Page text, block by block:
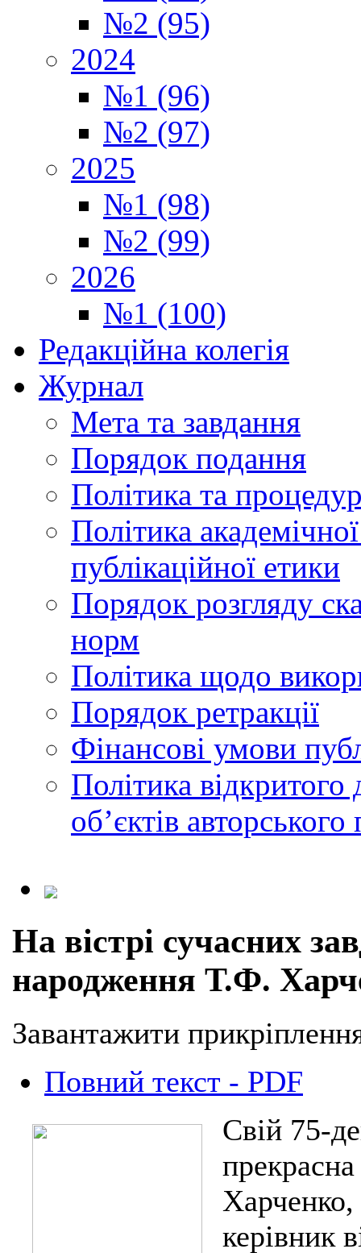
№2 (95)
2024
№1 (96)
№2 (97)
2025
№1 (98)
№2 (99)
2026
№1 (100)
Редакційна колегія
Журнал
Мета та завдання
Порядок подання
Політика та
Політика
публікаційної етики
Порядок розгляду
норм
Політика щодо
Порядок ретракції
Фінансові умови
Політика
обʼєктів авторського
На вістрі сучасних
народження Т.Ф.
Завантажити
Повний текст - PDF
Свій 75-
керівник